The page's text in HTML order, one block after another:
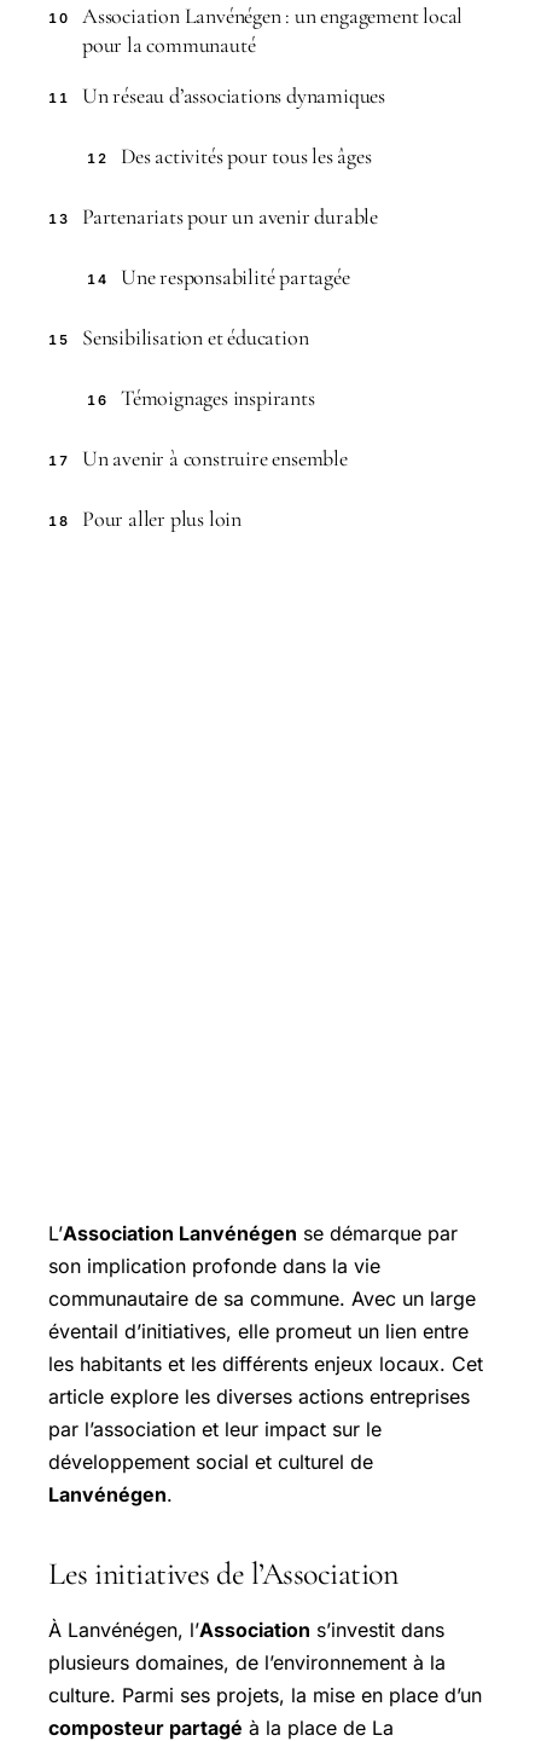
10
Association Lanvénégen : un engagement local
pour la communauté
11 Un réseau d’associations dynamiques
12 Des activités pour tous les âges
13 Partenariats pour un avenir durable
14 Une responsabilité partagée
15 Sensibilisation et éducation
16 Témoignages inspirants
17 Un avenir à construire ensemble
18 Pour aller plus loin
L’Association Lanvénégen se démarque par
son implication profonde dans la vie
communautaire de sa commune. Avec un large
éventail d’initiatives, elle promeut un lien entre
les habitants et les différents enjeux locaux. Cet
article explore les diverses actions entreprises
par l’association et leur impact sur le
développement social et culturel de
Lanvénégen.
Les initiatives de l’Association
À Lanvénégen, l’Association s’investit dans
plusieurs domaines, de l’environnement à la
culture. Parmi ses projets, la mise en place d’un
composteur partagé à la place de La